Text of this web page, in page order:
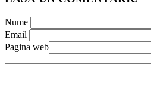
Nume
Email
Pagina web